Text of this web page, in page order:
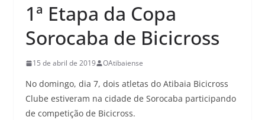
1ª Etapa da Copa
Sorocaba de Bicicross
15 de abril de 2019 OAtibaiense
No domingo, dia 7, dois atletas do Atibaia Bicicross
Clube estiveram na cidade de Sorocaba participando
de competição de Bicicross.